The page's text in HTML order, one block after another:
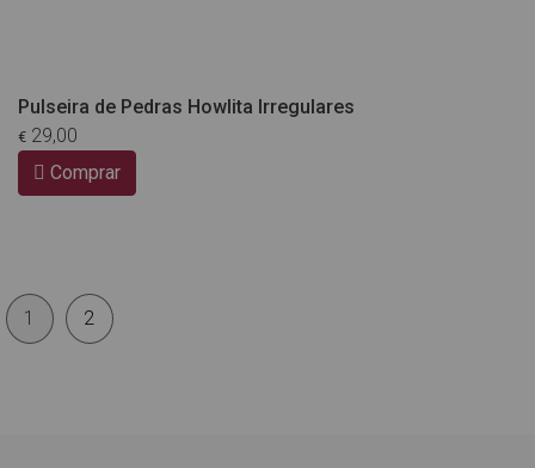
Pulseira de Pedras Howlita Irregulares
€ 29,00
Comprar
1 2